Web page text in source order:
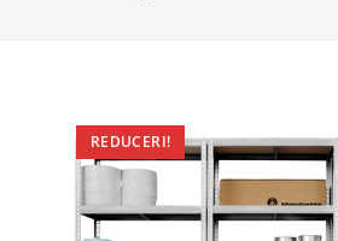
REDUCERI!